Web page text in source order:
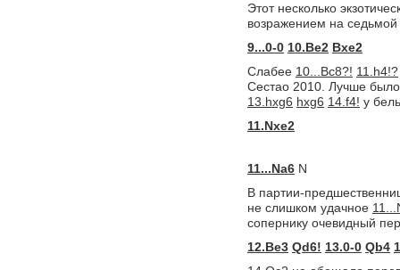
Этот несколько
возражением на
9...0-0 10.Be2 Bxe2
Слабее 10...Bc8?! 11.h4!?
Сестао 2010. Лучше
13.hxg6 hxg6 14.f4! у
11.Nxe2
11...Na6 N
В партии-
не слишком удачное
сопернику очевидный
12.Be3 Qd6! 13.0-0 Qb4